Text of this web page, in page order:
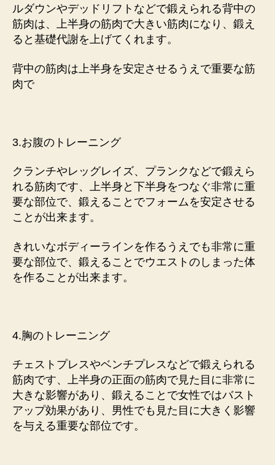
ルダウンやデッドリフトなどで鍛えられる背中の
筋肉は、上半身の筋肉で大きい筋肉になり、鍛え
ると基礎代謝を上げてくれます。
背中の筋肉は上半身を安定させるうえで重要な筋
肉で
3.お腹のトレーニング
クランチやレッグレイズ、プランクなどで鍛えら
れる筋肉です、上半身と下半身をつなぐ非常に重
要な部位で、鍛えることでフォームを安定させる
ことが出来ます。
きれいなボディーラインを作るうえでも非常に重
要な部位で、鍛えることでウエストのしまった体
を作ることが出来ます。
4.胸のトレーニング
チェストプレスやベンチプレスなどで鍛えられる
筋肉です、上半身の正面の筋肉で見た目に非常に
大きな影響があり、鍛えることで女性ではバスト
アップ効果があり、男性でも見た目に大きく影響
を与える重要な部位です。